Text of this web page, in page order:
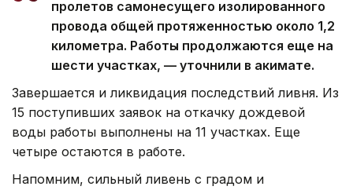
пролетов самонесущего изолированного
провода общей протяженностью около 1,2
километра. Работы продолжаются еще на
шести участках, — уточнили в акимате.
Завершается и ликвидация последствий ливня. Из
15 поступивших заявок на откачку дождевой
воды работы выполнены на 11 участках. Еще
четыре остаются в работе.
Напомним, сильный ливень с градом и